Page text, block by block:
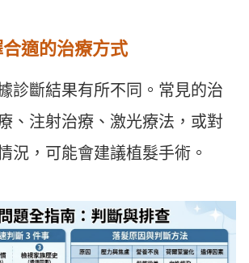
適的治療方式
診斷結果有所不同。常見的治
、注射治療、激光療法，或對
況，可能會建議植髮手術。